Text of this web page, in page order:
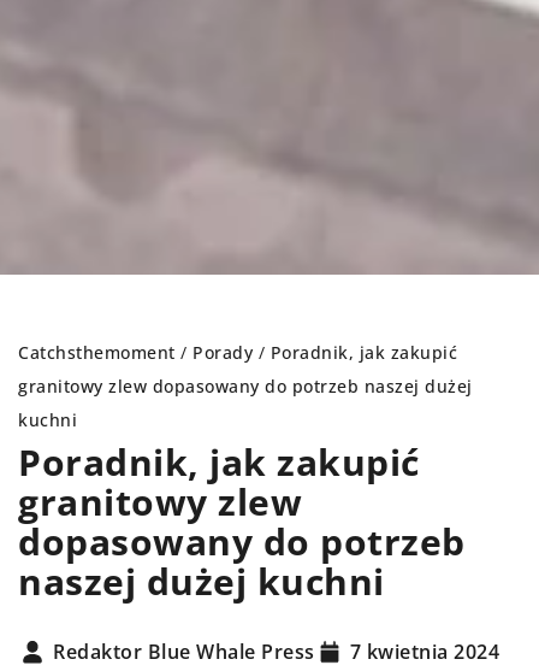
Catchsthemoment / Porady / Poradnik, jak zakupić
granitowy zlew dopasowany do potrzeb naszej dużej
kuchni
Poradnik, jak zakupić
granitowy zlew
dopasowany do potrzeb
naszej dużej kuchni
Redaktor Blue Whale Press 7 kwietnia 2024